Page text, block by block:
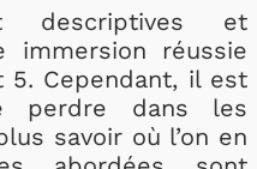
descriptives et
immersion réussie
Cependant, il est
perdre dans les
savoir où l’on en